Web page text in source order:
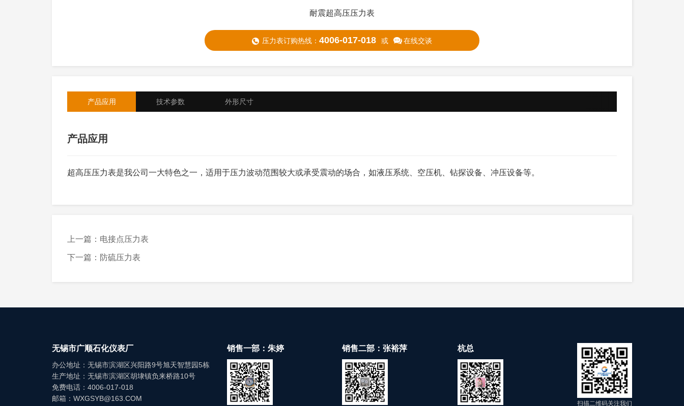
耐震超高压压力表
压力表订购热线： 4006-017-018 或 在线交谈
产品应用 技术参数 外形尺寸
产品应用
超高压压力表是我公司一大特色之一，适用于压力波动范围较大或承受震动的场合，如液压系统、空压机、钻探设备、冲压设备等。
直径(MM) 100,150,200,250
连接方式
环境温度
防护等级 IP65
上一篇：电接点压力表
下一篇：防硫压力表
无锡市广顺石化仪表厂
办公地址：无锡市滨湖区兴阳路9号旭天智慧园5栋
生产地址：无锡市滨湖区胡埭镇负来桥路10号
免费电话：4006-017-018
邮箱：WXGSYB@163.COM
销售一部：朱婷 销售二部：张裕萍 杭总
扫描二维码关注我们